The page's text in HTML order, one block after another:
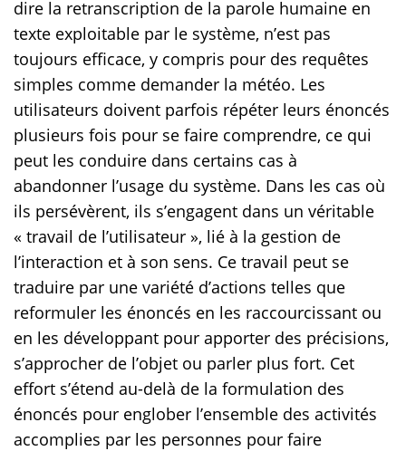
dire la retranscription de la parole humaine en
texte exploitable par le système, n’est pas
toujours efficace, y compris pour des requêtes
simples comme demander la météo. Les
utilisateurs doivent parfois répéter leurs énoncés
plusieurs fois pour se faire comprendre, ce qui
peut les conduire dans certains cas à
abandonner l’usage du système. Dans les cas où
ils persévèrent, ils s’engagent dans un véritable
« travail de l’utilisateur », lié à la gestion de
l’interaction et à son sens. Ce travail peut se
traduire par une variété d’actions telles que
reformuler les énoncés en les raccourcissant ou
en les développant pour apporter des précisions,
s’approcher de l’objet ou parler plus fort. Cet
effort s’étend au-delà de la formulation des
énoncés pour englober l’ensemble des activités
accomplies par les personnes pour faire